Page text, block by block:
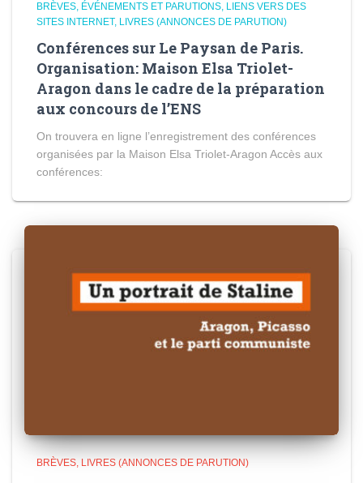
BRÈVES ÉVÉNEMENTS ET PARUTIONS LIENS VERS DES
SITES INTERNET LIVRES (ANNONCES DE PARUTION)
Conférences sur Le Paysan de Paris.
Organisation: Maison Elsa Triolet-
Aragon dans le cadre de la préparation
aux concours de l’ENS
On trouvera en ligne l’enregistrement des conférences
organisées par la Maison Elsa Triolet-Aragon Accès aux
conférences:
BRÈVES LIVRES (ANNONCES DE PARUTION)